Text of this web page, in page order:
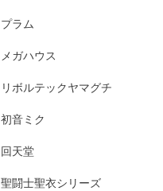
プラム
メガハウス
リボルテックヤマグチ
初音ミク
回天堂
聖闘士聖衣シリーズ